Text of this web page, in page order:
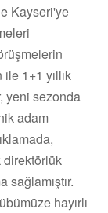
Kayseri'ye
1+1 yıllık
yeni sezonda
adam
direktörlük
sağlamıştır.
hayırlı